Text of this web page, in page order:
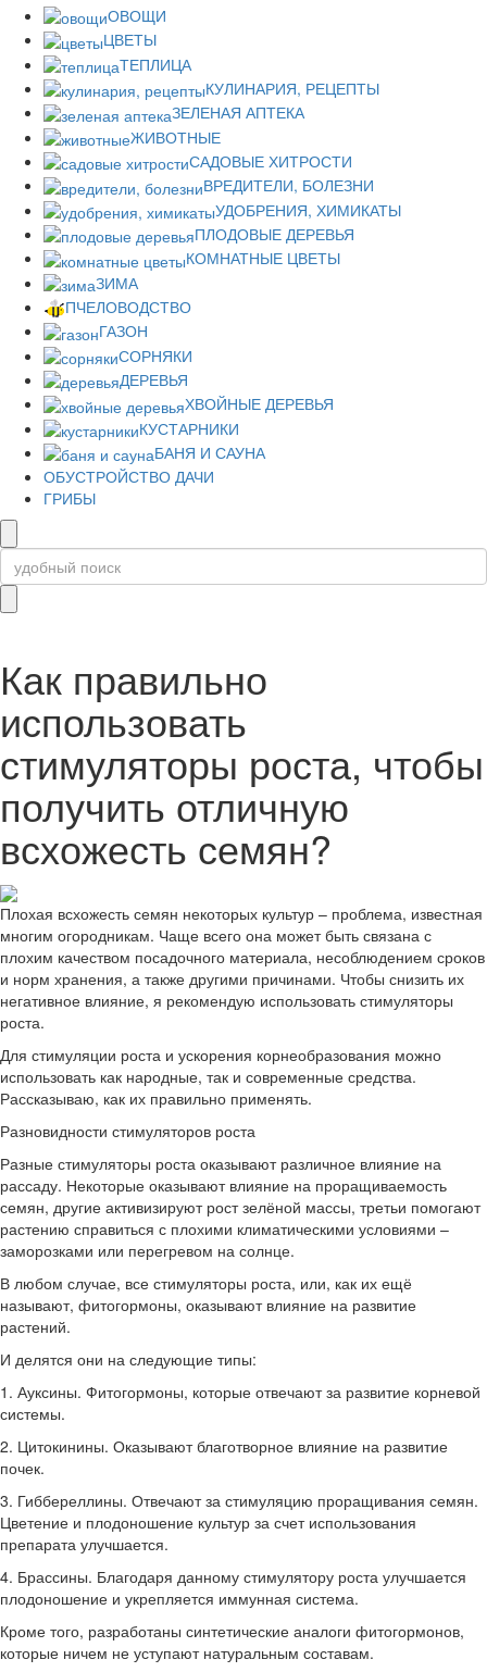
ОВОЩИ
ЦВЕТЫ
ТЕПЛИЦА
КУЛИНАРИЯ, РЕЦЕПТЫ
ЗЕЛЕНАЯ АПТЕКА
ЖИВОТНЫЕ
САДОВЫЕ ХИТРОСТИ
ВРЕДИТЕЛИ, БОЛЕЗНИ
УДОБРЕНИЯ, ХИМИКАТЫ
ПЛОДОВЫЕ ДЕРЕВЬЯ
КОМНАТНЫЕ ЦВЕТЫ
ЗИМА
ПЧЕЛОВОДСТВО
ГАЗОН
СОРНЯКИ
ДЕРЕВЬЯ
ХВОЙНЫЕ ДЕРЕВЬЯ
КУСТАРНИКИ
БАНЯ И САУНА
ОБУСТРОЙСТВО ДАЧИ
ГРИБЫ
Как правильно
использовать
стимуляторы роста, чтобы
получить отличную
всхожесть семян?
Плохая всхожесть семян некоторых культур – проблема, известная
многим огородникам. Чаще всего она может быть связана с
плохим качеством посадочного материала, несоблюдением сроков
и норм хранения, а также другими причинами. Чтобы снизить их
негативное влияние, я рекомендую использовать стимуляторы
роста.
Для стимуляции роста и ускорения корнеобразования можно
использовать как народные, так и современные средства.
Рассказываю, как их правильно применять.
Разновидности стимуляторов роста
Разные стимуляторы роста оказывают различное влияние на
рассаду. Некоторые оказывают влияние на проращиваемость
семян, другие активизируют рост зелёной массы, третьи помогают
растению справиться с плохими климатическими условиями –
заморозками или перегревом на солнце.
В любом случае, все стимуляторы роста, или, как их ещё
называют, фитогормоны, оказывают влияние на развитие
растений.
И делятся они на следующие типы:
1. Ауксины. Фитогормоны, которые отвечают за развитие корневой
системы.
2. Цитокинины. Оказывают благотворное влияние на развитие
почек.
3. Гиббереллины. Отвечают за стимуляцию проращивания семян.
Цветение и плодоношение культур за счет использования
препарата улучшается.
4. Брассины. Благодаря данному стимулятору роста улучшается
плодоношение и укрепляется иммунная система.
Кроме того, разработаны синтетические аналоги фитогормонов,
которые ничем не уступают натуральным составам.